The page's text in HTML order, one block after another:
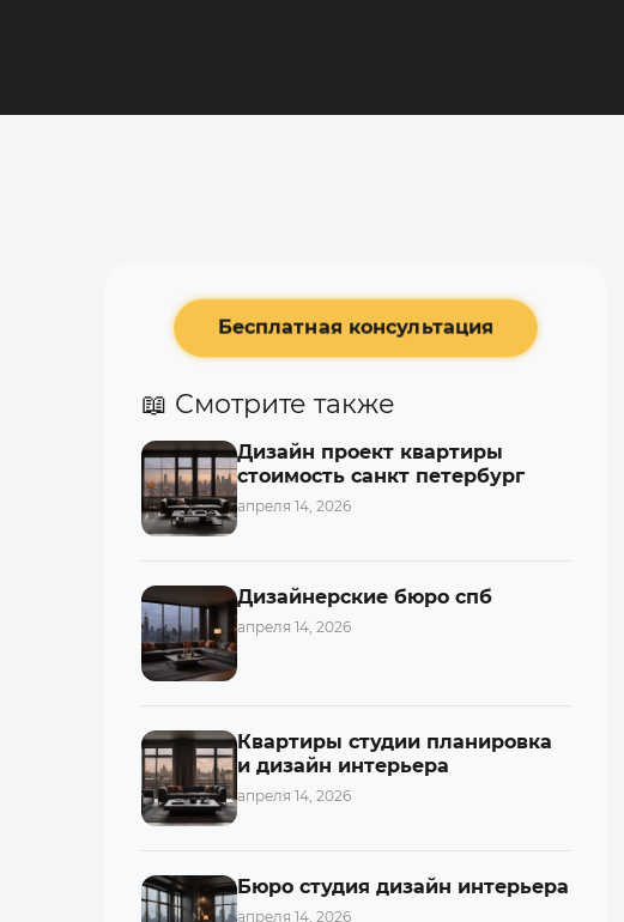
Бесплатная консультация
📖 Смотрите также
Дизайн проект квартиры
стоимость санкт петербург
апреля 14, 2026
Дизайнерские бюро спб
апреля 14, 2026
Квартиры студии планировка
и дизайн интерьера
апреля 14, 2026
Бюро студия дизайн интерьера
апреля 14, 2026